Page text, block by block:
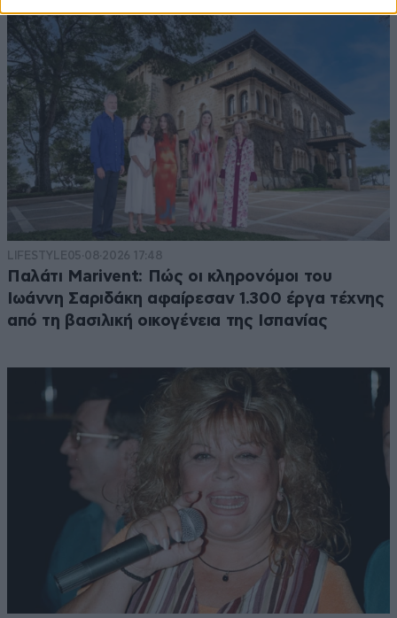
LIFESTYLE05·08·2026 17:48
Παλάτι Marivent: Πώς οι κληρονόμοι του
Ιωάννη Σαριδάκη αφαίρεσαν 1.300 έργα τέχνης
από τη βασιλική οικογένεια της Ισπανίας